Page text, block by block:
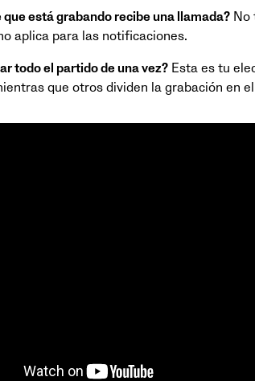
que está grabando recibe una llamada? No
aplica para las notificaciones.
todo el partido de una vez? Esta es tu
que otros dividen la grabación en